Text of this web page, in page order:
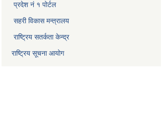
प्रदेश नं १ पोर्टल
सहरी विकास मन्त्रालय
राष्ट्रिय सतर्कता केन्द्र
राष्ट्रिय सूचना आयोग